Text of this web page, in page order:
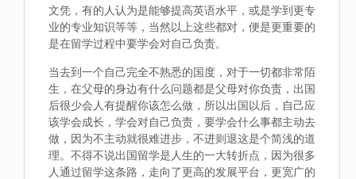
文凭，有的人认为是能够提高英语水平，或是学到更专
业的专业知识等等，当然以上这些都对，便是更重要的
是在留学过程中要学会对自己负责。
当去到一个自己完全不熟悉的国度，对于一切都非常陌
生，在父母的身边有什么问题都是父母对你负责，出国
后很少会人有提醒你该怎么做，所以出国以后，自己应
该学会成长，学会对自己负责，要学会什么事都主动去
做，因为不主动就很难进步，不进则退这是个简浅的道
理。不得不说出国留学是人生的一大转折点，因为很多
人通过留学这条路，走向了更高的发展平台，更宽广的